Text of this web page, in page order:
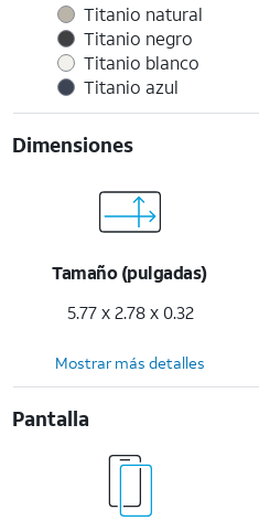
Titanio natural
Titanio negro
Titanio blanco
Titanio azul
Dimensiones
Tamaño (pulgadas)
5.77 x 2.78 x 0.32
Mostrar más detalles
Pantalla